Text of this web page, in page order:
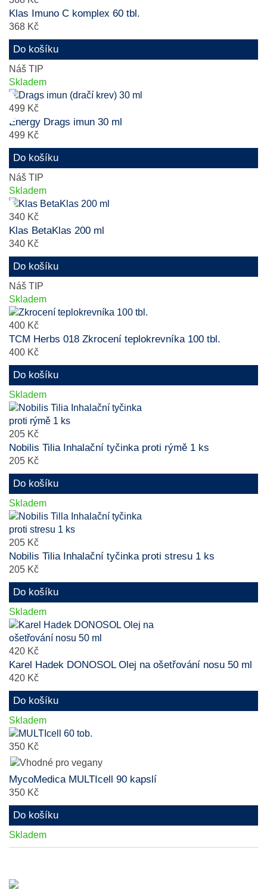
Klas Imuno C komplex 60 tbl.
368 Kč
Do košíku
Náš TIP
Skladem
499 Kč
Energy Drags imun 30 ml
499 Kč
Do košíku
Náš TIP
Skladem
340 Kč
Klas BetaKlas 200 ml
340 Kč
Do košíku
Náš TIP
Skladem
400 Kč
TCM Herbs 018 Zkrocení teplokrevníka 100 tbl.
400 Kč
Do košíku
Skladem
205 Kč
Nobilis Tilia Inhalační tyčinka proti rýmě 1 ks
205 Kč
Do košíku
Skladem
205 Kč
Nobilis Tilia Inhalační tyčinka proti stresu 1 ks
205 Kč
Do košíku
Skladem
420 Kč
Karel Hadek DONOSOL Olej na ošetřování nosu 50 ml
420 Kč
Do košíku
Skladem
350 Kč
MycoMedica MULTIcell 90 kapslí
350 Kč
Do košíku
Skladem